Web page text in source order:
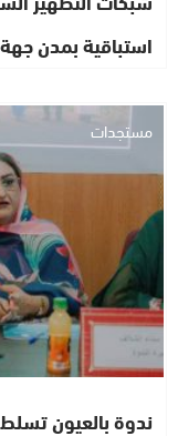
استباقية بمدن
مستجدات
ندوة بالعيون